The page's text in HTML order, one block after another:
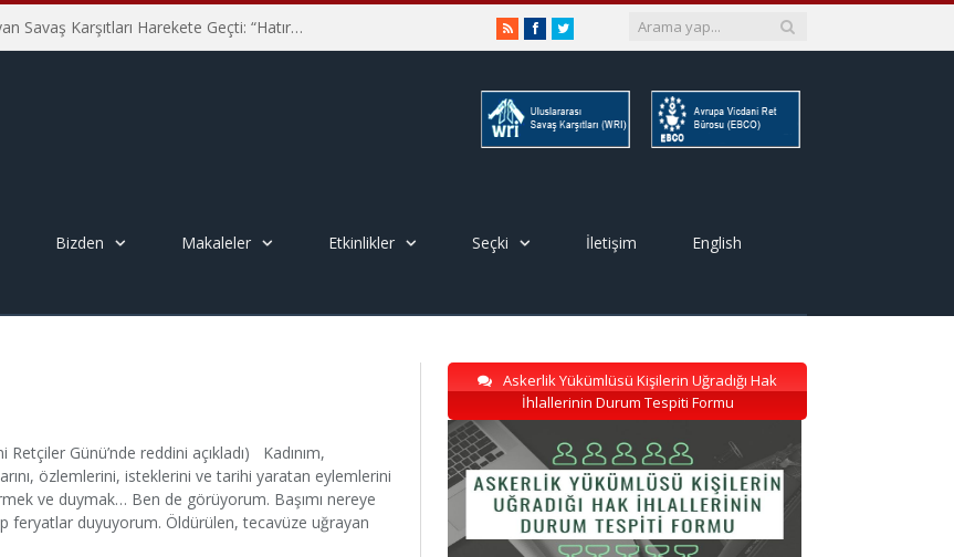
Hiroşima’nın 81. Yılında İtalyan Savaş Karşıtları Harekete Geçti: “Hatırlamak yeterli değil” RSSFacebookTwitter
Bizden Makaleler Etkinlikler Seçki İletişim English
Günü’nde reddini açıkladı) Kadınım,
özlemlerini, isteklerini ve tarihi yaratan eylemlerini
ve duymak… Ben de görüyorum. Başımı nereye
feryatlar duyuyorum. Öldürülen, tecavüze uğrayan
Askerlik Yükümlüsü Kişilerin Uğradığı Hak
İhlallerinin Durum Tespiti Formu